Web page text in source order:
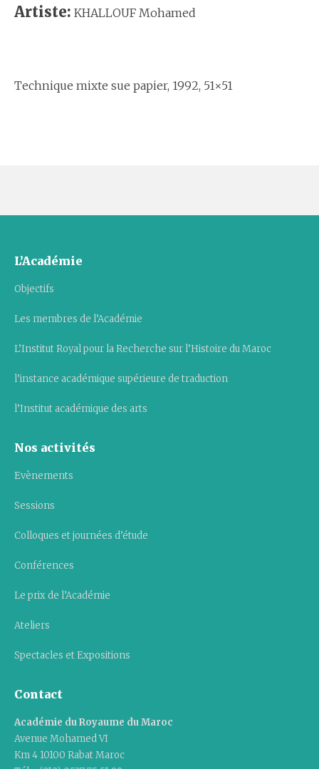
Artiste: KHALLOUF Mohamed
Technique mixte sue papier, 1992, 51×51
L’Académie
Objectifs
Les membres de l’Académie
L’Institut Royal pour la Recherche sur l’Histoire du Maroc
l’instance académique supérieure de traduction
l’Institut académique des arts
Nos activités
Evènements
Sessions
Colloques et journées d’étude
Conférences
Le prix de l’Académie
Ateliers
Spectacles et Expositions
Contact
Académie du Royaume du Maroc
Avenue Mohamed VI
Km 4 10100 Rabat Maroc